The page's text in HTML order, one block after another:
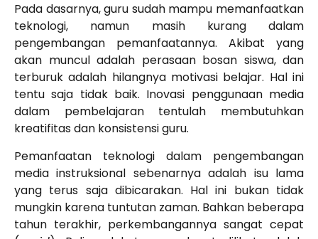
Pada dasarnya, guru sudah mampu memanfaatkan
teknologi, namun masih kurang dalam
pengembangan pemanfaatannya. Akibat yang
akan muncul adalah perasaan bosan siswa, dan
terburuk adalah hilangnya motivasi belajar. Hal ini
tentu saja tidak baik. Inovasi penggunaan media
dalam pembelajaran tentulah membutuhkan
kreatifitas dan konsistensi guru.
Pemanfaatan teknologi dalam pengembangan
media instruksional sebenarnya adalah isu lama
yang terus saja dibicarakan. Hal ini bukan tidak
mungkin karena tuntutan zaman. Bahkan beberapa
tahun terakhir, perkembangannya sangat cepat